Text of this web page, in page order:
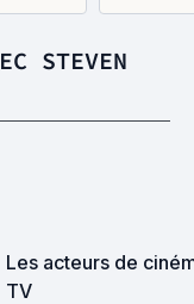
STEVEN
Les acteurs de
TV